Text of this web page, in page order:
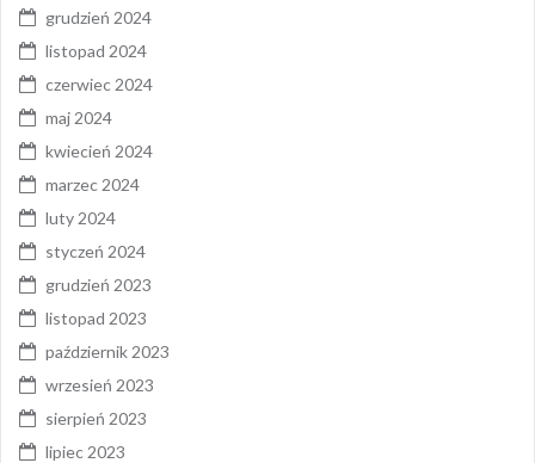
grudzień 2024
listopad 2024
czerwiec 2024
maj 2024
kwiecień 2024
marzec 2024
luty 2024
styczeń 2024
grudzień 2023
listopad 2023
październik 2023
wrzesień 2023
sierpień 2023
lipiec 2023